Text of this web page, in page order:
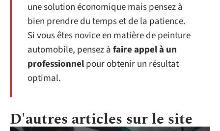
une solution économique mais pensez à
bien prendre du temps et de la patience.
Si vous êtes novice en matière de peinture
automobile, pensez àfaire appel à un
professionnelpour obtenir un résultat
optimal.
D'autres articles sur le site